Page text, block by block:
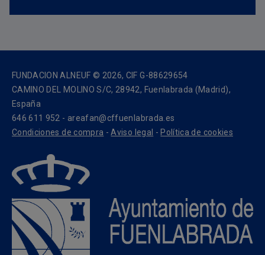
FUNDACION ALNEUF © 2026, CIF G-88629654
CAMINO DEL MOLINO S/C, 28942, Fuenlabrada (Madrid),
España
646 611 952 - areafan@cffuenlabrada.es
Condiciones de compra -Aviso legal - Política de cookies